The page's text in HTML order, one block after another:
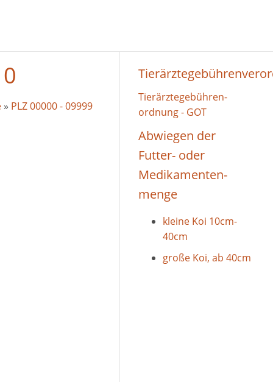
» PLZ 00000 - 09999
Tierärztegebühren-
ordnung - GOT
Abwiegen der
Futter- oder
Medikamenten-
menge
kleine Koi 10cm-
40cm
große Koi, ab 40cm